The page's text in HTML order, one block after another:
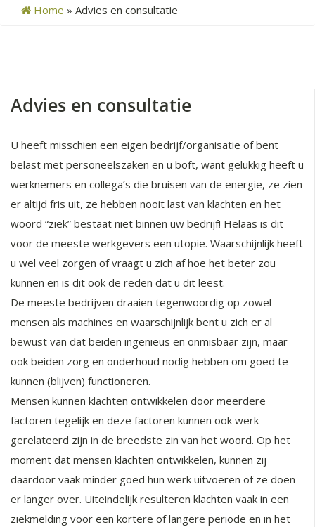
Home » Advies en consultatie
Advies en consultatie
U heeft misschien een eigen bedrijf/organisatie of bent
belast met personeelszaken en u boft, want gelukkig heeft u
werknemers en collega’s die bruisen van de energie, ze zien
er altijd fris uit, ze hebben nooit last van klachten en het
woord “ziek” bestaat niet binnen uw bedrijf! Helaas is dit
voor de meeste werkgevers een utopie. Waarschijnlijk heeft
u wel veel zorgen of vraagt u zich af hoe het beter zou
kunnen en is dit ook de reden dat u dit leest.
De meeste bedrijven draaien tegenwoordig op zowel
mensen als machines en waarschijnlijk bent u zich er al
bewust van dat beiden ingenieus en onmisbaar zijn, maar
ook beiden zorg en onderhoud nodig hebben om goed te
kunnen (blijven) functioneren.
Mensen kunnen klachten ontwikkelen door meerdere
factoren tegelijk en deze factoren kunnen ook werk
gerelateerd zijn in de breedste zin van het woord. Op het
moment dat mensen klachten ontwikkelen, kunnen zij
daardoor vaak minder goed hun werk uitvoeren of ze doen
er langer over. Uiteindelijk resulteren klachten vaak in een
ziekmelding voor een kortere of langere periode en in het